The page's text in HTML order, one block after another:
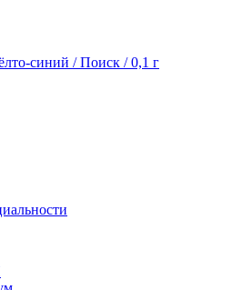
синий / Поиск / 0,1 г